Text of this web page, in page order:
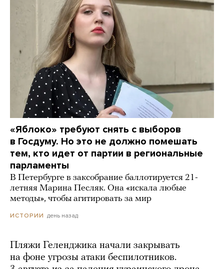
«Яблоко» требуют снять с выборов
в Госдуму. Но это не должно помешать
тем, кто идет от партии в региональные
парламенты
В Петербурге в заксобрание баллотируется 21-
летняя Марина Песляк. Она «искала любые
методы», чтобы агитировать за мир
ИСТОРИИ день назад
Пляжи Геленджика начали закрывать
на фоне угрозы атаки беспилотников.